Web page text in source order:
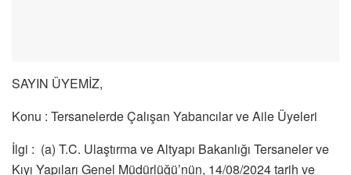
SAYIN ÜYEMİZ,
Konu : Tersanelerde Çalışan Yabancılar ve Aile Üyeleri
İlgi : (a) T.C. Ulaştırma ve Altyapı Bakanlığı Tersaneler ve
Kıyı Yapıları Genel Müdürlüğü’nün, 14/08/2024 tarih ve